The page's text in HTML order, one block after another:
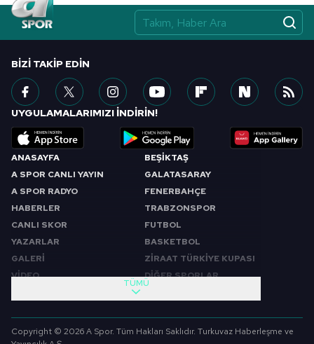
ANASAYFA
A SPOR CANLI YAYIN
A SPOR RADYO
HABERLER
CANLI SKOR
YAZARLAR
GALERİ
VİDEO
BEŞİKTAŞ
GALATASARAY
FENERBAHÇE
TRABZONSPOR
FUTBOL
BASKETBOL
ZİRAAT TÜRKİYE KUPASI
DİĞER SPORLAR
SABAH SPORU
FUTBOL
TÜMÜ
BIZI TAKIP EDIN
UYGULAMALARIMIZI İNDİRİN!
Copyright © 2026 A Spor. Tüm Hakları Saklıdır. Turkuvaz Haberleşme ve